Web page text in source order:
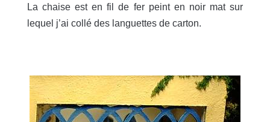
La chaise est en fil de fer peint en noir mat sur
lequel j’ai collé des languettes de carton.